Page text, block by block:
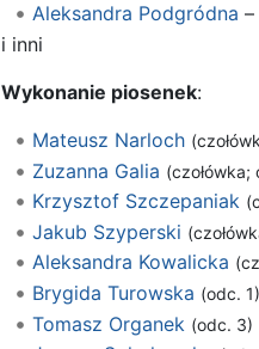
Aleksandra Podgródna –
i inni
Wykonanie piosenek:
Mateusz Narloch
Zuzanna Galia (czołówka;
Krzysztof Szczepaniak
Jakub Szyperski
Aleksandra Kowalicka
Brygida Turowska (odc. 1)
Tomasz Organek (odc. 3)